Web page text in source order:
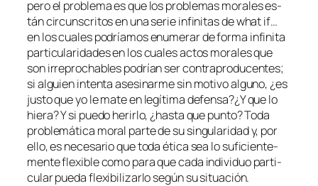
pe­ro el pro­ble­ma es que los pro­ble­mas mo­ra­les es­
tán cir­cuns­cri­tos en una se­rie in­fi­ni­tas dewhat if…
en los cua­les po­dría­mos enu­me­rar de for­ma in­fi­ni­ta
par­ti­cu­la­ri­da­des en los cua­les ac­tos mo­ra­les que
son irre­pro­cha­bles po­drían ser con­tra­pro­du­cen­tes;
si al­guien in­ten­ta ase­si­nar­me sin mo­ti­vo al­guno, ¿es
jus­to que yo le ma­te en le­gí­ti­ma defensa?¿Y que lo
hie­ra? Y si pue­do he­rir­lo, ¿has­ta que pun­to? Toda
pro­ble­má­ti­ca mo­ral par­te de su sin­gu­la­ri­dad y, por
ello, es ne­ce­sa­rio que to­da éti­ca sea lo su­fi­cien­te­
men­te fle­xi­ble co­mo pa­ra que ca­da in­di­vi­duo par­ti­
cu­lar pue­da fle­xi­bi­li­zar­lo se­gún su situación.